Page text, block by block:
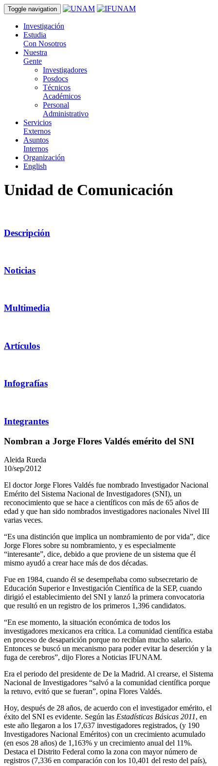
Toggle navigation
Investigación
Estudia
Con Nosotros
Nuestra
Gente
Investigadores
Posdocs
Técnicos
Académicos
Personal
Administrativo
Servicios
Externos
Asuntos
Internos
Organización
English
Unidad de Comunicación
Descripción
Noticias
Multimedia
Artículos
Infografías
Integrantes
Nombran a Jorge Flores Valdés emérito del SNI
Aleida Rueda
10/sep/2012
El doctor Jorge Flores Valdés fue nombrado Investigador Nacional
Emérito del Sistema Nacional de Investigadores (SNI), un
reconocimiento que se hace a científicos con más de 65 años de
edad y que han sido nombrados investigadores nacionales Nivel III
varias veces.
“Es una distinción que implica un nombramiento de por vida”, dice
Jorge Flores sobre su nombramiento, y es especialmente
“interesante”, dice, debido a que proviene de un sistema que él
mismo ayudó a crear hace más de dos décadas.
Fue en 1984, cuando él se desempeñaba como subsecretario de
Educación Superior e Investigación Científica de la SEP, cuando
dirigió el establecimiento del SNI y lanzó la primera convocatoria
que resultó en un registro de los primeros 1,396 candidatos.
“En ese momento, la situación económica de todos los
investigadores mexicanos era crítica. La comunidad científica estaba
en proceso de desaparición porque no recibían mucho salario.
Entonces se buscó un mecanismo para poder evitar la deserción y la
fuga de cerebros”, dijo Flores a Noticias IFUNAM.
Era el periodo del presidente de De la Madrid. Al crearse, el Sistema
Nacional de Investigadores “salvó a la comunidad científica porque
la retuvo, evitó que se fueran”, opina Flores Valdés.
Hoy, después de 28 años, de acuerdo con el investigador emérito, el
éxito del SNI es evidente. Según las Estadísticas Básicas 2011, en
este año llegaron a los 17,637 investigadores registrados, (y 190
Investigadores Nacional Eméritos) con un crecimiento acumulado
(en esos 28 años) de 1,163% y un crecimiento anual del 11%.
Destaca el Distrito Federal como la zona con mayor número de
registros (7,336 en comparación con los 10,401 del resto del país),